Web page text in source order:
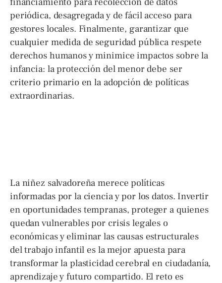
periódica, desagregada y de fácil acceso para
gestores locales. Finalmente, garantizar que
cualquier medida de seguridad pública respete
derechos humanos y minimice impactos sobre la
infancia: la protección del menor debe ser
criterio primario en la adopción de políticas
extraordinarias.
La niñez salvadoreña merece políticas
informadas por la ciencia y por los datos. Invertir
en oportunidades tempranas, proteger a quienes
quedan vulnerables por crisis legales o
económicas y eliminar las causas estructurales
del trabajo infantil es la mejor apuesta para
transformar la plasticidad cerebral en ciudadanía,
aprendizaje y futuro compartido. El reto es